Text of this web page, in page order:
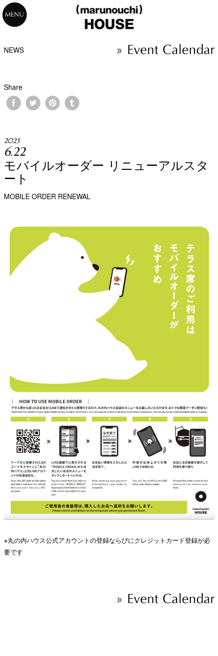
NEWS
Share
2023
6.22
モバイルオーダー リニューアルスタ
ート
MOBILE ORDER RENEWAL
※丸の内ハウス公式アカウントの登録ならびにクレジットカード登録が必
要です